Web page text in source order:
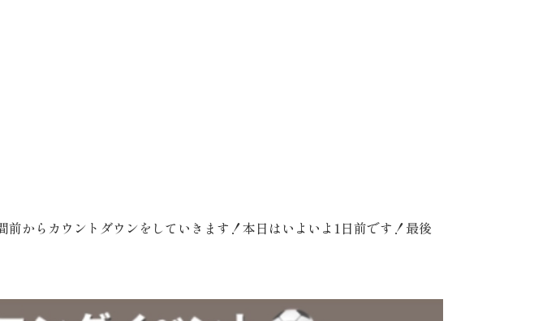
からカウントダウンをしていきます！本日はいよいよ1日前です！最後